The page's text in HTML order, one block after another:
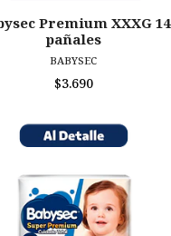
Premium XXXG 14
pañales
BABYSEC
$3.690